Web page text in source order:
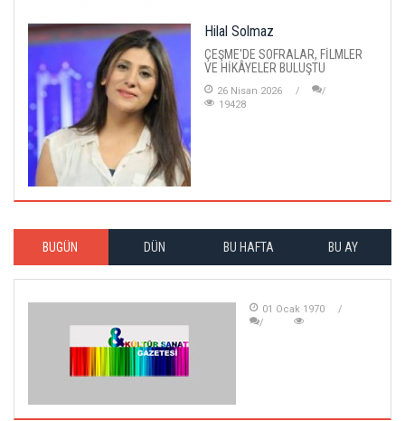
Hilal Solmaz
ÇEŞME'DE SOFRALAR, FİLMLER
VE HİKÂYELER BULUŞTU
26 Nisan 2026
19428
BUGÜN DÜN BU HAFTA BU AY
01 Ocak 1970